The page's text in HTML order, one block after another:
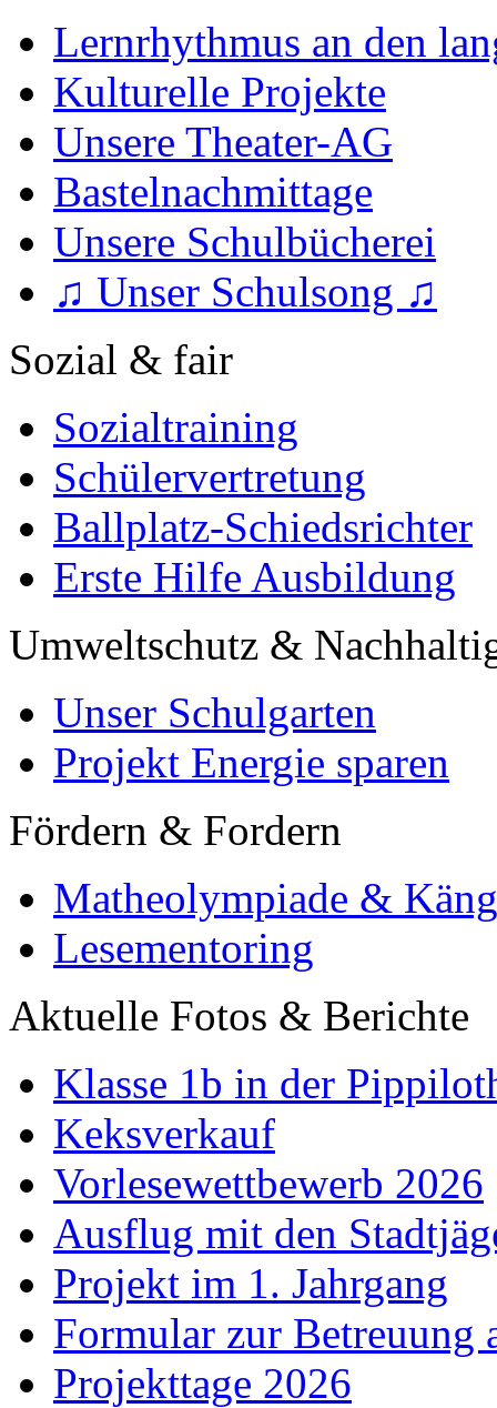
Lernrhythmus an den
Kulturelle Projekte
Unsere Theater-AG
Bastelnachmittage
Unsere Schulbücherei
♫ Unser Schulsong ♫
Sozial & fair
Sozialtraining
Schülervertretung
Ballplatz-Schiedsrichter
Erste Hilfe Ausbildung
Umweltschutz &
Unser Schulgarten
Projekt Energie sparen
Fördern & Fordern
Matheolympiade &
Lesementoring
Aktuelle Fotos & Berichte
Klasse 1b in der
Keksverkauf
Vorlesewettbewerb 2026
Ausflug mit den
Projekt im 1. Jahrgang
Formular zur Betreuung
Projekttage 2026